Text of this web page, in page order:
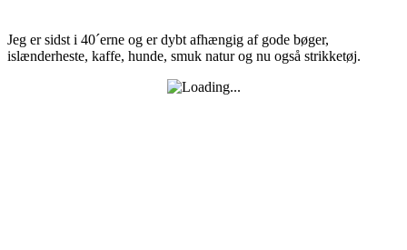
Jeg er sidst i 40´erne og er dybt afhængig af gode bøger,
islænderheste, kaffe, hunde, smuk natur og nu også strikketøj.